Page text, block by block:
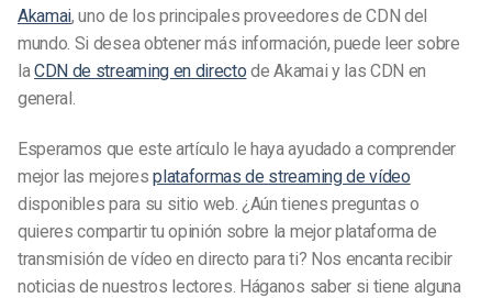
Akamai, uno de los principales proveedores de CDN del
mundo. Si desea obtener más información, puede leer sobre
laCDN de streaming en directo de Akamai y las CDN en
general.
Esperamos que este artículo le haya ayudado a comprender
mejor las mejoresplataformas de streaming de vídeo
disponibles para su sitio web. ¿Aún tienes preguntas o
quieres compartir tu opinión sobre la mejor plataforma de
transmisión de vídeo en directo para ti? Nos encanta recibir
noticias de nuestros lectores. Háganos saber si tiene alguna